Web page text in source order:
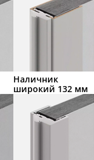
Наличник
широкий 132 мм